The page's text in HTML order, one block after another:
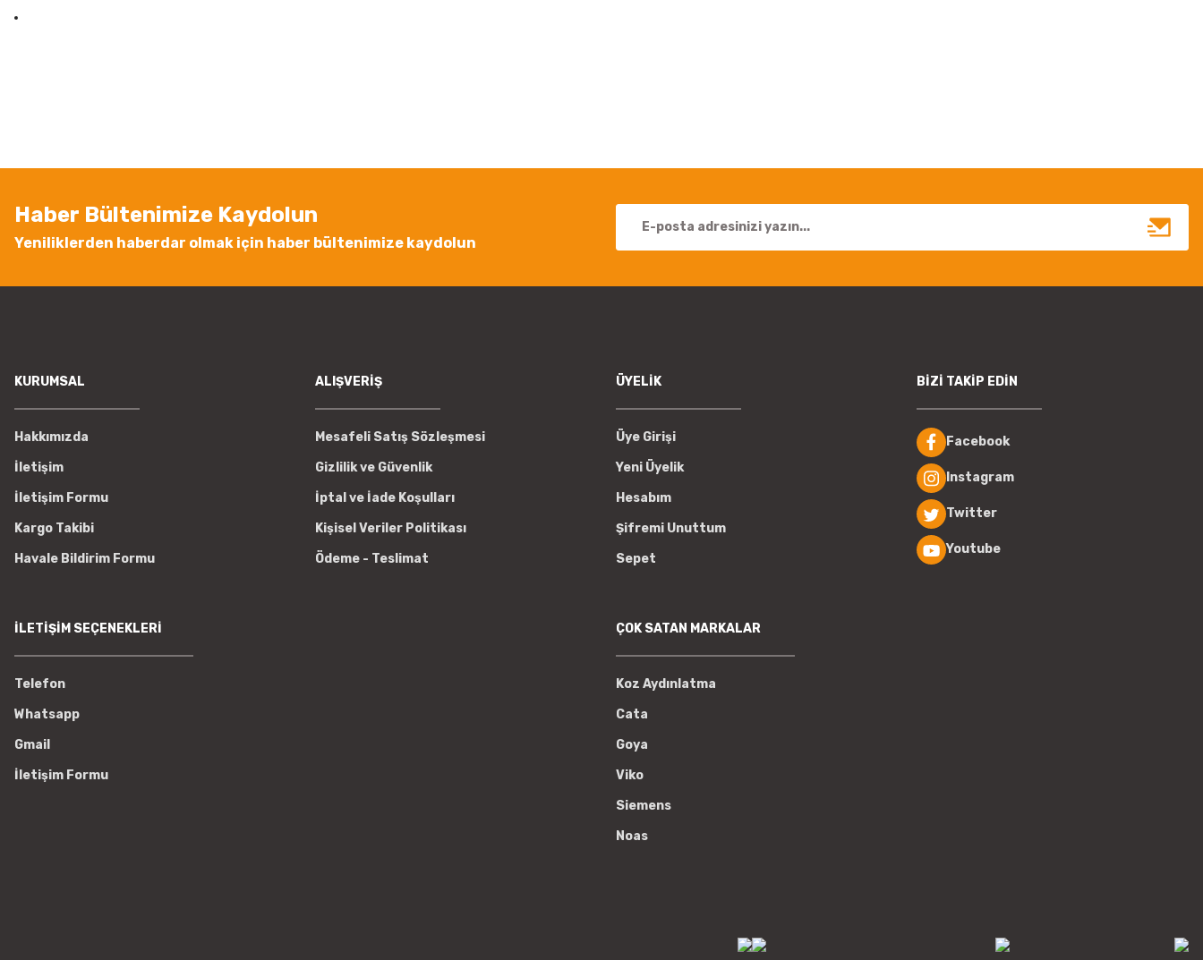
Ürün bilgilerinde hatalar bulunuyor.
Bu ürüne benzer farklı alternatifler olmalı.
Haber Bültenimize Kaydolun
Yeniliklerden haberdar olmak için haber bültenimize kaydolun
KURUMSAL
Hakkımızda
İletişim
İletişim Formu
Kargo Takibi
Havale Bildirim Formu
ALIŞVERİŞ
Mesafeli Satış Sözleşmesi
Gizlilik ve Güvenlik
İptal ve İade Koşulları
Kişisel Veriler Politikası
Ödeme - Teslimat
ÜYELİK
Üye Girişi
Yeni Üyelik
Hesabım
Şifremi Unuttum
Sepet
BİZİ TAKİP EDİN
Facebook
Instagram
Twitter
Youtube
İLETİŞİM SEÇENEKLERİ
Telefon
Whatsapp
Gmail
İletişim Formu
ÇOK SATAN MARKALAR
Koz Aydınlatma
Cata
Goya
Viko
Siemens
Noas